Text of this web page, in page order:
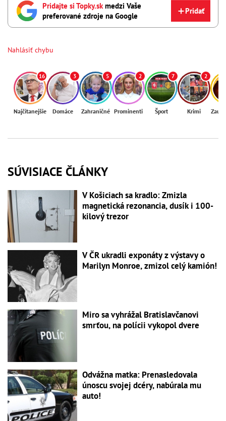
Pridajte si Topky.sk medzi Vaše
preferované zdroje na Google
Pridať
Nahlásiť chybu
16
Najčítanejšie
3
Domáce
5
Zahraničné
2
Prominenti
7
Šport
2
Krimi
SÚVISIACE ČLÁNKY
V Košiciach sa kradlo: Zmizla
magnetická rezonancia, dusík i 100-
kilový trezor
V ČR ukradli exponáty z výstavy o
Marilyn Monroe, zmizol celý kamión!
Miro sa vyhrážal Bratislavčanovi
smrťou, na polícii vykopol dvere
Odvážna matka: Prenasledovala
únoscu svojej dcéry, nabúrala mu
auto!